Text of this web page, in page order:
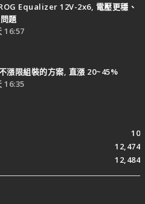
Equalizer 12V-2x6, 電壓更穩、
題
16:57
漲限組裝的方案, 直漲 20~45%
16:35
10
12,474
12,484